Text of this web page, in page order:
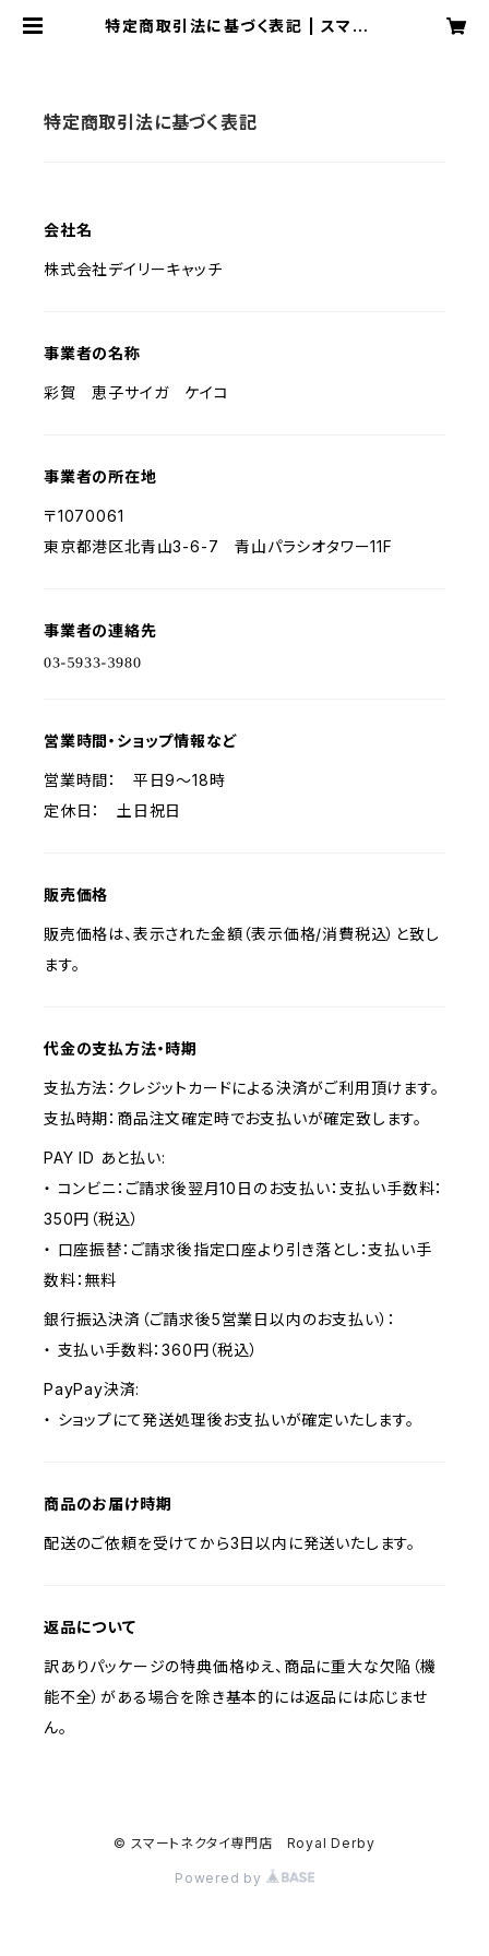
特定商取引法に基づく表記 | スマート
特定商取引法に基づく表記
会社名
株式会社デイリーキャッチ
事業者の名称
彩賀 恵子サイガ ケイコ
事業者の所在地
〒1070061
東京都港区北青山3-6-7 青山パラシオタワー11F
事業者の連絡先
営業時間・ショップ情報など
営業時間： 平日9～18時
定休日： 土日祝日
販売価格
販売価格は、表示された金額（表示価格/消費税込）と致し
ます。
代金の支払方法・時期
支払方法：クレジットカードによる決済がご利用頂けます。
支払時期：商品注文確定時でお支払いが確定致します。
PAY ID あと払い:
・ コンビニ：ご請求後翌月10日のお支払い：支払い手数料：
350円（税込）
・ 口座振替：ご請求後指定口座より引き落とし：支払い手
数料：無料
銀行振込決済（ご請求後5営業日以内のお支払い）：
・ 支払い手数料：360円（税込）
PayPay決済:
・ ショップにて発送処理後お支払いが確定いたします。
商品のお届け時期
配送のご依頼を受けてから3日以内に発送いたします。
返品について
訳ありパッケージの特典価格ゆえ、商品に重大な欠陥（機
能不全）がある場合を除き基本的には返品には応じませ
ん。
© スマートネクタイ専門店 Royal Derby
Powered by